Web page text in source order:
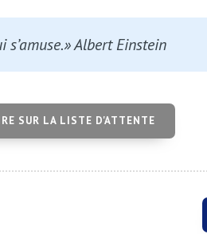
s’amuse.» Albert Einstein
SUR LA LISTE D'ATTENTE